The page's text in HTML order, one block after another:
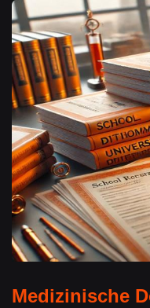
Medizinische